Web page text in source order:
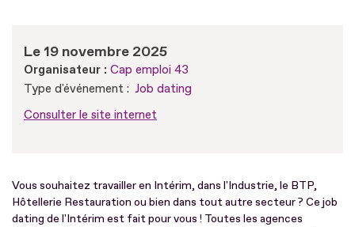
Le 19 novembre 2025
Organisateur : Cap emploi 43
Type d'événement : Job dating
Consulter le site internet
Vous souhaitez travailler en Intérim, dans l'Industrie, le BTP,
Hôtellerie Restauration ou bien dans tout autre secteur ? Ce job
dating de l'Intérim est fait pour vous ! Toutes les agences